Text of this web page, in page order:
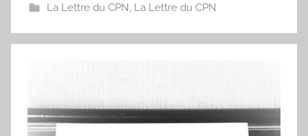
l
a
La Lettre du CPN, La Lettre du CPN